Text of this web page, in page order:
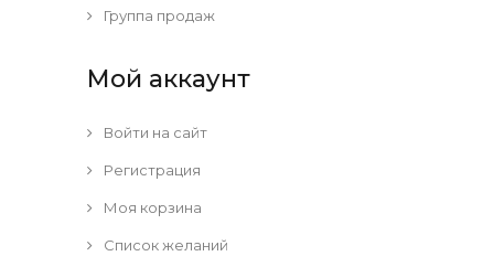
Группа продаж
Мой аккаунт
Войти на сайт
Регистрация
Моя корзина
Список желаний